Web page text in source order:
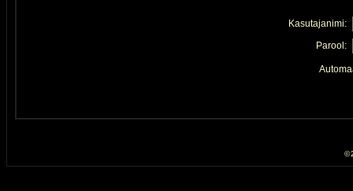
Kasutajanimi:
Parool:
©